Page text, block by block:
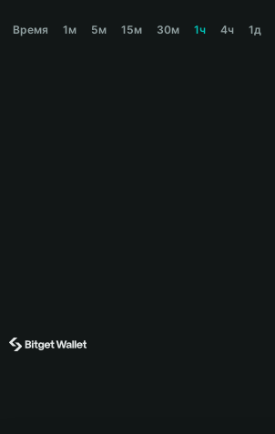
Español (Argentina)
Время 1м 5м 15м 30м 1ч 4ч 1д